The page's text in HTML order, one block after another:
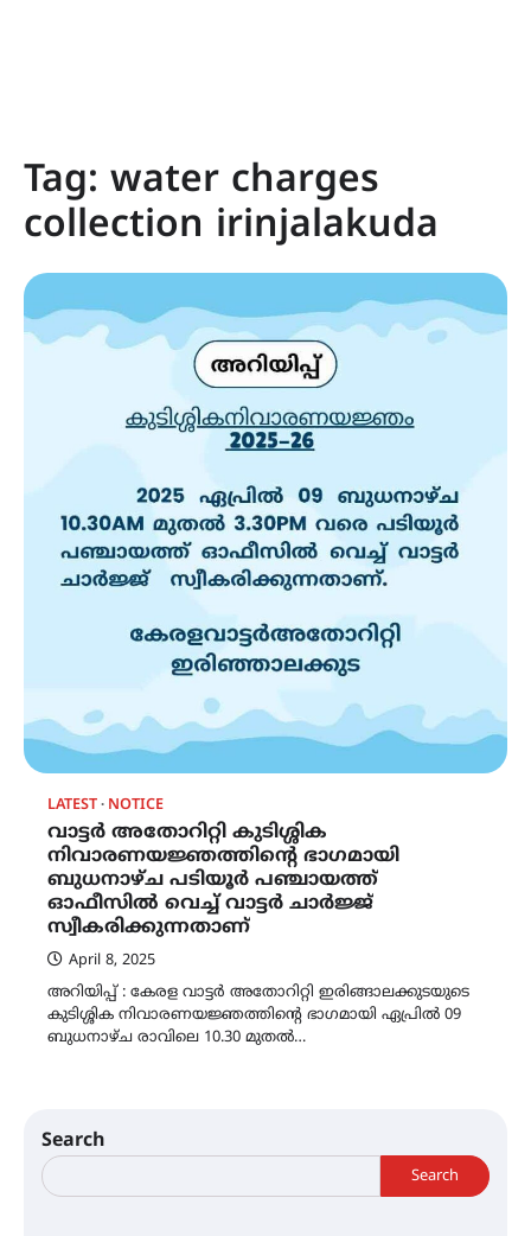
Tag: water charges
collection irinjalakuda
LATEST NOTICE
വാട്ടർ അതോറിറ്റി കുടിശ്ശിക
നിവാരണയജ്ഞത്തിന്റെ ഭാഗമായി
ബുധനാഴ്ച പടിയൂർ പഞ്ചായത്ത്
ഓഫീസിൽ വെച്ച് വാട്ടർ ചാർജ്ജ്
സ്വീകരിക്കുന്നതാണ്
April 8, 2025
അറിയിപ്പ് : കേരള വാട്ടർ അതോറിറ്റി ഇരിങ്ങാലക്കുടയുടെ
കുടിശ്ശിക നിവാരണയജ്ഞത്തിന്റെ ഭാഗമായി ഏപ്രിൽ 09
ബുധനാഴ്ച രാവിലെ 10.30 മുതൽ…
Search
Search